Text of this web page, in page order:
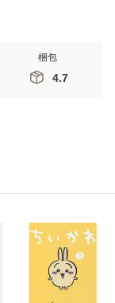
梱包
4.7